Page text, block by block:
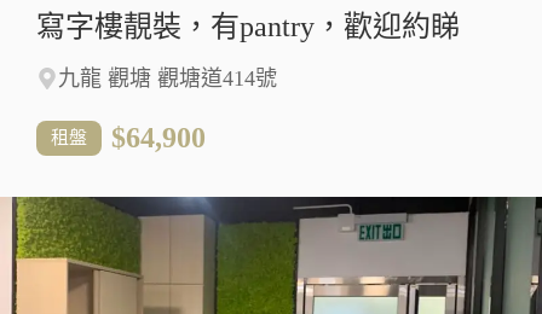
寫字樓靚裝，有pantry，歡迎約睇
九龍 觀塘 觀塘道414號
租盤 $64,900